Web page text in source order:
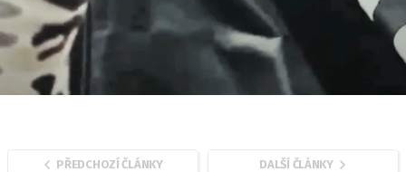
PŘEDCHOZÍ ČLÁNKY DALŠÍ ČLÁNKY